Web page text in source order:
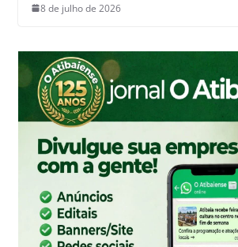
8 de julho de 2026